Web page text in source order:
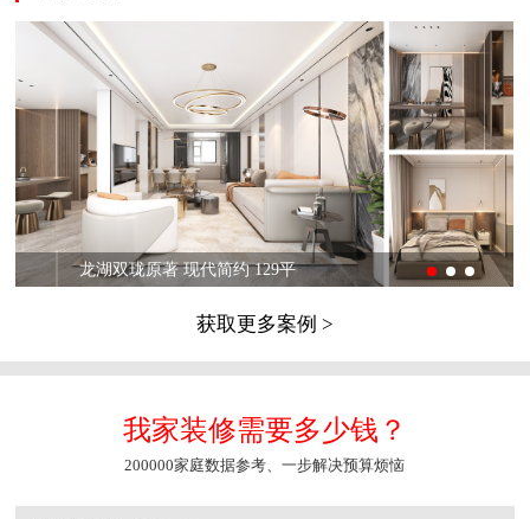
龙湖双珑原著 现代简约 129平
获取更多案例 >
我家装修需要多少钱？
200000家庭数据参考、一步解决预算烦恼